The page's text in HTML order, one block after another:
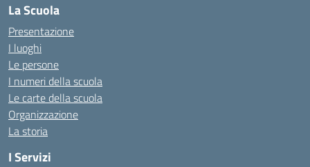
La Scuola
Presentazione
I luoghi
Le persone
I numeri della scuola
Le carte della scuola
Organizzazione
La storia
I Servizi